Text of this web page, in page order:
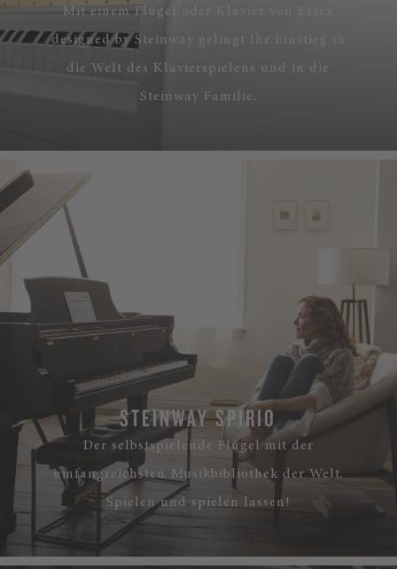
Mit einem Flügel oder Klavier von Essex
designed by Steinway gelingt Ihr Einstieg in
die Welt des Klavierspielens und in die
Steinway Familie.
STEINWAY SPIRIO
Der selbstspielende Flügel mit der
umfangreichsten Musikbibliothek der Welt.
Spielen und spielen lassen!